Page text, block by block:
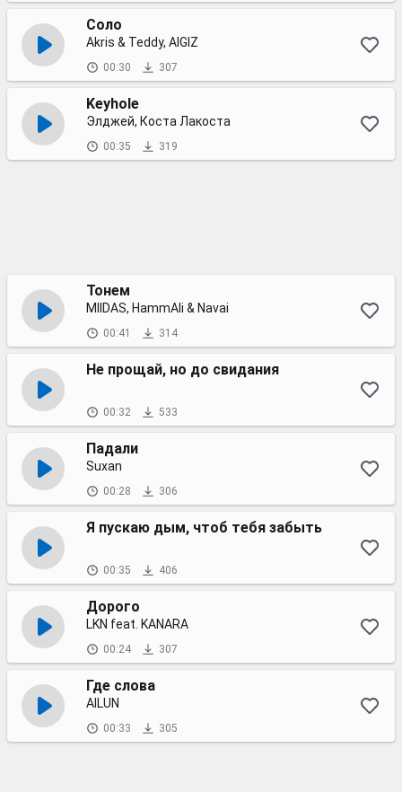
Соло
Akris & Teddy, AIGIZ
00:30 307
Keyhole
Элджей, Коста Лакоста
00:35 319
Тонем
MIIDAS, HammAli & Navai
00:41 314
Не прощай, но до свидания
00:32 533
Падали
Suxan
00:28 306
Я пускаю дым, чтоб тебя забыть
00:35 406
Дорого
LKN feat. KANARA
00:24 307
Где слова
AILUN
00:33 305